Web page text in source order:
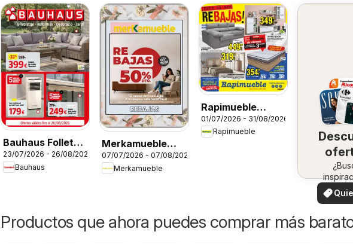
Bauhaus Folleto
Cat
23/07/2026 - 26/08/2026
Bauhaus
Merkamueble
Folleto
07/07/2026 - 07/08/2026
Merkamueble
Rapimueble
Folleto
01/07/2026 - 31/08/2026
Rapimueble
en
¡Vea
ofertas
ver
Productos que ahora puedes comprar más